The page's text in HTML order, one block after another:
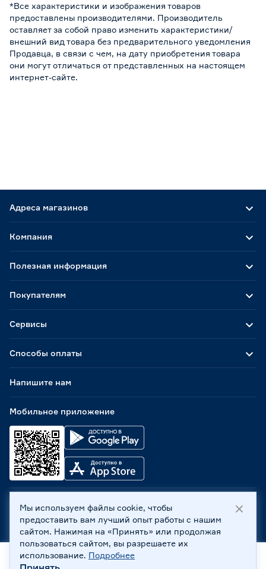
*Все характеристики и изображения товаров
предоставлены производителями. Производитель
оставляет за собой право изменить характеристики/
внешний вид товара без предварительного уведомления
Продавца, в связи с чем, на дату приобретения товара
они могут отличаться от представленных на настоящем
интернет-сайте.
Адреса магазинов
Способы оплаты
Мобильное приложение
Компания
Полезная информация
Покупателям
Сервисы
Напишите нам
ООО «Бауцентр Рус» 2004 -2026, 236029, г. Калининград,
ул. А.Невского, 205. ИНН 7702596813, КПП 390601001 ©
Все права защищены
Политика обработки персональных данных
Правовая информация
Мы используем файлы cookie, чтобы
предоставить вам лучший опыт работы с нашим
сайтом. Нажимая на «Принять» или продолжая
пользоваться сайтом, вы разрешаете их
использование. Подробнее